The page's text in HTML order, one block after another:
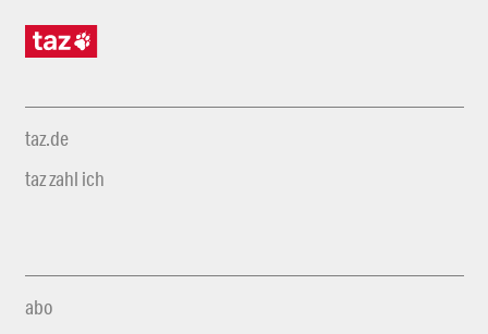
taz.de
taz zahl ich
abo